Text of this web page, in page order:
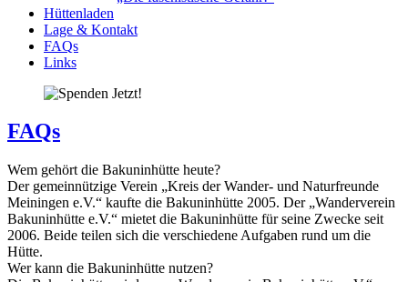
Hüttenladen
Lage & Kontakt
FAQs
Links
FAQs
Wem gehört die Bakuninhütte heute?
Der gemeinnützige Verein „Kreis der Wander- und Naturfreunde
Meiningen e.V.“ kaufte die Bakuninhütte 2005. Der „Wanderverein
Bakuninhütte e.V.“ mietet die Bakuninhütte für seine Zwecke seit
2006. Beide teilen sich die verschiedene Aufgaben rund um die
Hütte.
Wer kann die Bakuninhütte nutzen?